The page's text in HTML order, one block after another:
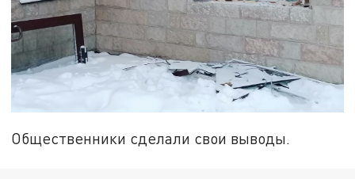
Общественники сделали свои выводы.